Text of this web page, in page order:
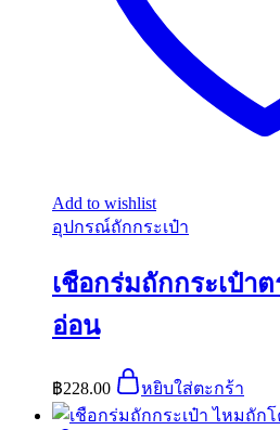
Add to wishlist
อุปกรณ์ถักกระเป๋า
เชือกร่มถักกระเป๋า
อ่อน
฿228.00 หยิบใส่ตะกร้า